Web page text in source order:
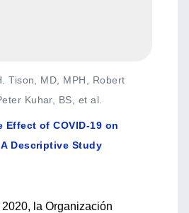
Tison, MD, MPH, Robert
Kuhar, BS, et al.
Effect of COVID-19 on
Descriptive Study
la Organización